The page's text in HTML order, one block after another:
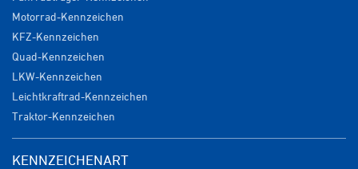
Motorrad-Kennzeichen
KFZ-Kennzeichen
Quad-Kennzeichen
LKW-Kennzeichen
Leichtkraftrad-Kennzeichen
Traktor-Kennzeichen
KENNZEICHENART